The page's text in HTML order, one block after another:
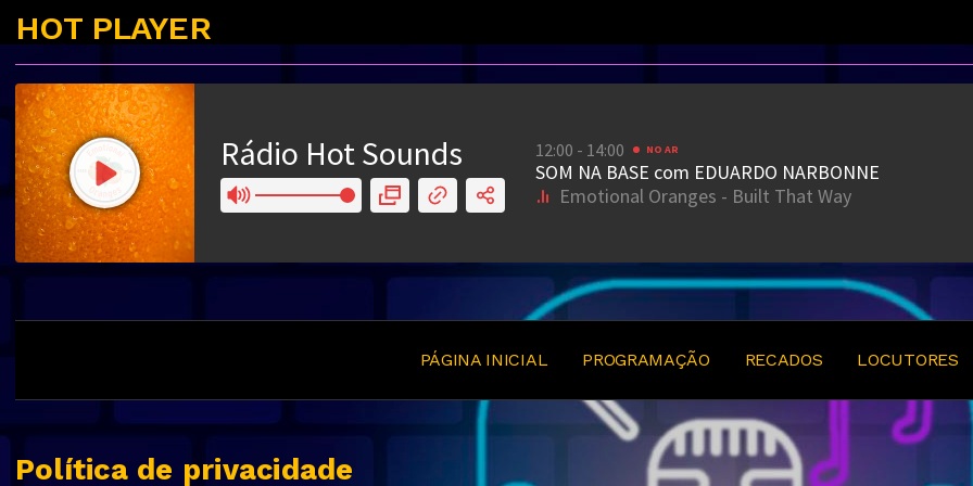
HOT PLAYER
PÁGINA INICIAL PROGRAMAÇÃO RECADOS LOCUTORES
Política de privacidade